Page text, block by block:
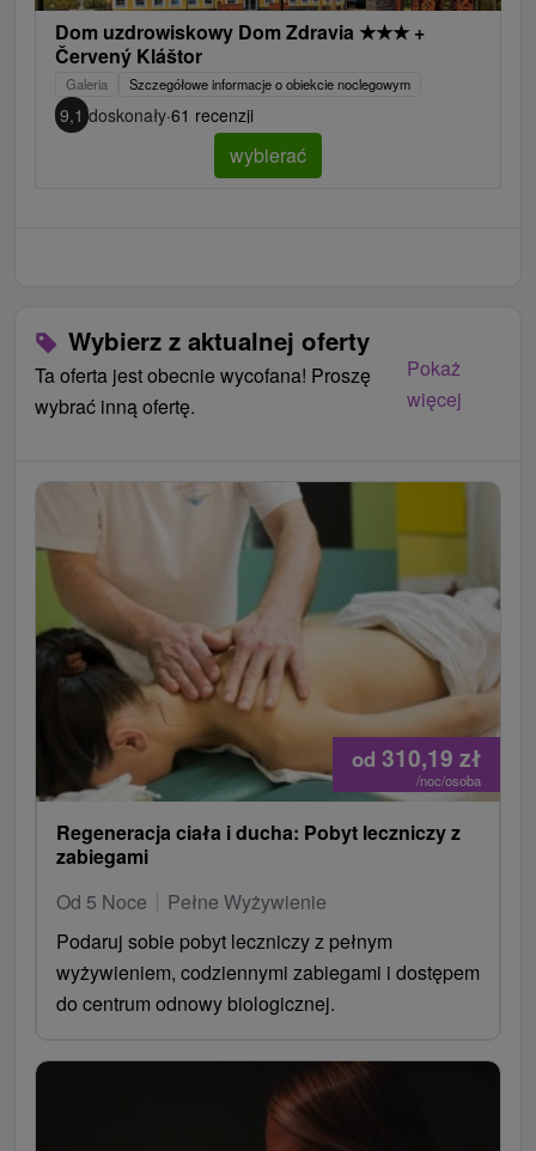
Dom uzdrowiskowy Dom Zdravia ★★★ +
Červený Kláštor
Galeria Szczegółowe informacje o obiekcie noclegowym
9,1 doskonały·61 recenzji
wybierać
Wybierz z aktualnej oferty
Ta oferta jest obecnie wycofana! Proszę
wybrać inną ofertę.
Pokaż
więcej
od 310,19 zł
/noc/osoba
Regeneracja ciała i ducha: Pobyt leczniczy z
zabiegami
Od 5 Noce
Pełne Wyżywienie
Podaruj sobie pobyt leczniczy z pełnym
wyżywieniem, codziennymi zabiegami i dostępem
do centrum odnowy biologicznej.